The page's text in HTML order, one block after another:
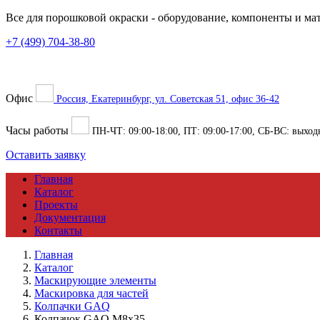
Все для порошковой окраски - оборудование, компоненты и
+7 (499) 704-38-80
Офис Россия, Екатеринбург, ул. Советская 51, офис 36-42
Часы работы ПН-ЧТ: 09:00-18:00 , ПТ: 09:00-17:00 , СБ-ВС:
Оставить заявку
Главная
Каталог
Проекты
Документация
Контакты
Главная
Каталог
Маскирующие элементы
Маскировка для частей
Колпачки GAQ